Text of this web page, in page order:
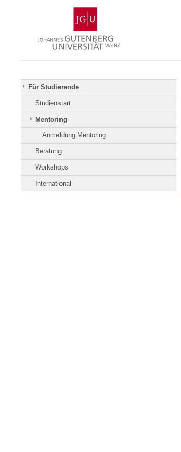
Gutenberg-
Universität
Mainz
Für Studierende
Studienstart
Mentoring
Anmeldung Mentoring
Beratung
Workshops
International